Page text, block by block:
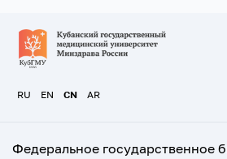
RU EN CN AR
Федеральное государственное